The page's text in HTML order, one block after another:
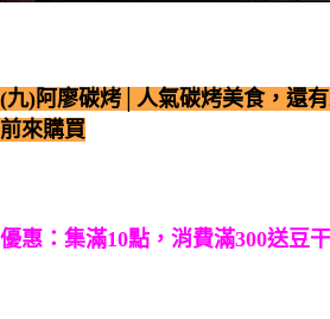
(九)阿廖碳烤│人氣碳烤美食，還
前來購買
優惠：集滿10點，消費滿300送豆